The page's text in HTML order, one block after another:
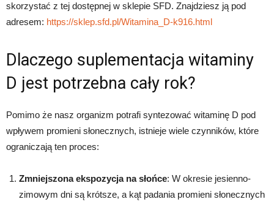
skorzystać z tej dostępnej w sklepie SFD. Znajdziesz ją pod
adresem: https://sklep.sfd.pl/Witamina_D-k916.html
Dlaczego suplementacja witaminy
D jest potrzebna cały rok?
Pomimo że nasz organizm potrafi syntezować witaminę D pod
wpływem promieni słonecznych, istnieje wiele czynników, które
ograniczają ten proces:
Zmniejszona ekspozycja na słońce: W okresie jesienno-
zimowym dni są krótsze, a kąt padania promieni słonecznych